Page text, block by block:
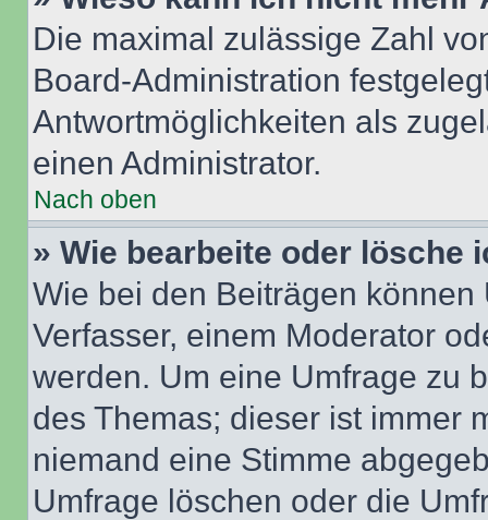
Die maximal zulässige Zahl
Board-Administration
Antwortmöglichkeiten als
einen Administrator.
Nach oben
» Wie bearbeite oder lösche
Wie bei den Beiträgen
Verfasser, einem Moderator
werden. Um eine Umfrage zu
des Themas; dieser ist immer
niemand eine Stimme
Umfrage löschen oder die